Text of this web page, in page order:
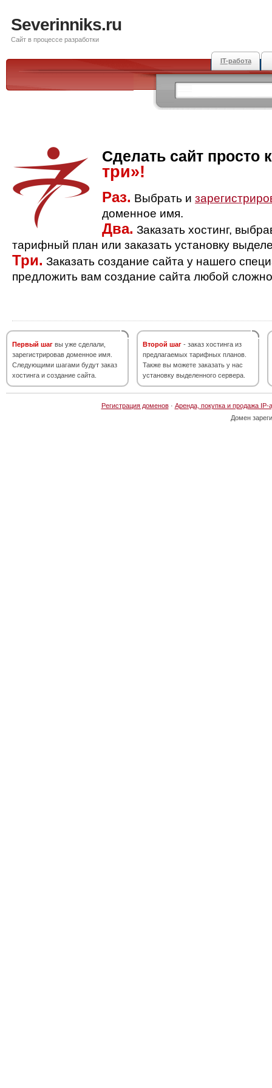
Severinniks.ru
Сайт в процессе разработки
IT-работа
Сделать сайт просто
три»!
Раз. Выбрать и
доменное имя.
Два. Заказать хостинг,
тарифный план или заказать установку
Три. Заказать создание сайта у нашего
предложить вам создание сайта любой
Первый шаг вы уже сделали,
зарегистрировав доменное имя.
Следующими шагами будут заказ
хостинга и создание сайта.
Второй шаг - заказ хостинга из
предлагаемых тарифных планов.
Также вы можете заказать у нас
установку выделенного сервера.
Регистрация доменов· Аренда, покупка и продажа IP-
Домен